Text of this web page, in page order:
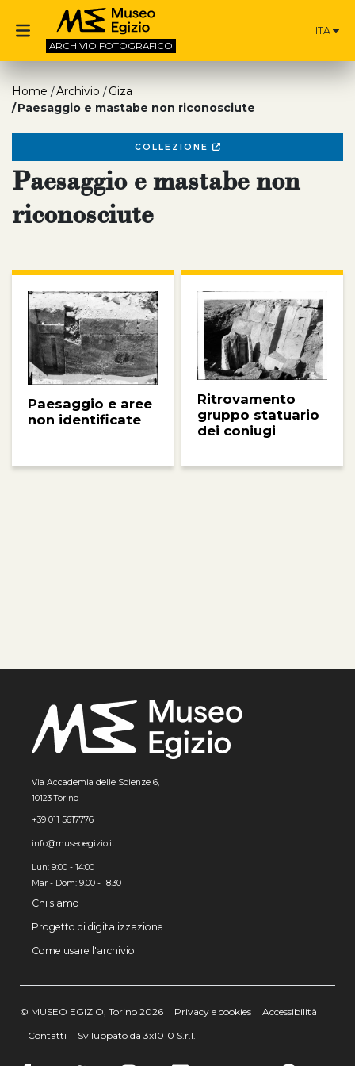
ARCHIVIO FOTOGRAFICO
ITA
Home Archivio
Giza
Paesaggio e mastabe non riconosciute
COLLEZIONE
Paesaggio e mastabe non
riconosciute
Paesaggio e aree
non identificate
Ritrovamento
gruppo statuario
dei coniugi
Via Accademia delle Scienze 6,
10123 Torino
+39 011 5617776
info@museoegizio.it
Lun: 9:00 - 14:00
Mar - Dom: 9.00 - 18.30
Chi siamo
Progetto di digitalizzazione
Come usare l'archivio
© MUSEO EGIZIO, Torino 2026 Privacy e cookies
Accessibilità
Contatti
Sviluppato da 3x1010 S.r.l.